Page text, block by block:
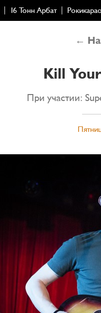
16 Тонн Арбат
←
Kill
При участии: